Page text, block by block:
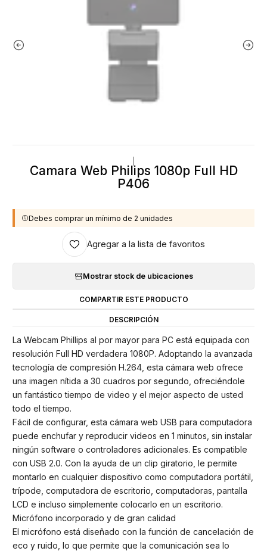
Camara Web Philips 1080p Full HD
P406
Debes comprar un mínimo de 2 unidades
Agregar a la lista de favoritos
Mostrar stock de ubicaciones
COMPARTIR ESTE PRODUCTO
DESCRIPCIÓN
La Webcam Phillips al por mayor para PC está equipada con
resolución Full HD verdadera 1080P. Adoptando la avanzada
tecnología de compresión H.264, esta cámara web ofrece
una imagen nítida a 30 cuadros por segundo, ofreciéndole
un fantástico tiempo de video y el mejor aspecto de usted
todo el tiempo.
Fácil de configurar, esta cámara web USB para computadora
puede enchufar y reproducir videos en 1 minutos, sin instalar
ningún software o controladores adicionales. Es compatible
con USB 2.0. Con la ayuda de un clip giratorio, le permite
montarlo en cualquier dispositivo como computadora portátil,
trípode, computadora de escritorio, computadoras, pantalla
LCD e incluso simplemente colocarlo en un escritorio.
Micrófono incorporado y de gran calidad
El micrófono está diseñado con la función de cancelación de
eco y ruido, lo que permite que la comunicación sea lo